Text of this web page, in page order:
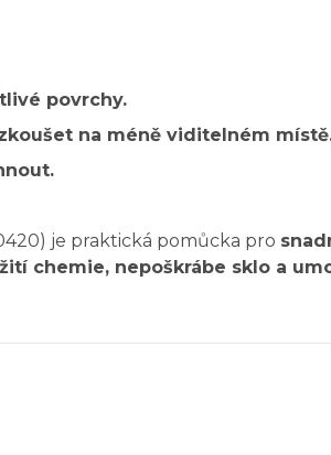
povrchy.
na méně viditelném
je praktická pomůcka pro
chemie, nepoškrábe sklo a